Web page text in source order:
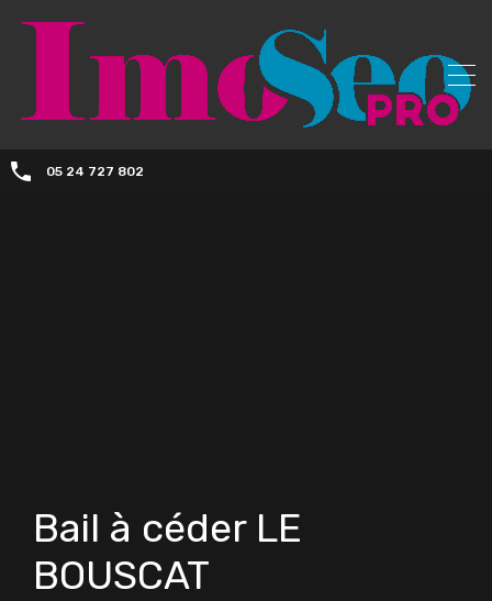
05 24 727 802
Bail à céder LE
BOUSCAT